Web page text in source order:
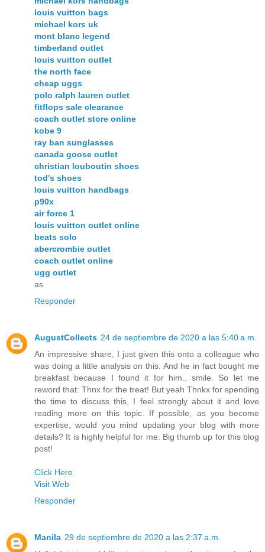
louis vuitton bags
michael kors uk
mont blanc legend
timberland outlet
louis vuitton outlet
the north face
cheap uggs
polo ralph lauren outlet
fitflops sale clearance
coach outlet store online
kobe 9
ray ban sunglasses
canada goose outlet
christian louboutin shoes
tod's shoes
louis vuitton handbags
p90x
air force 1
louis vuitton outlet online
beats solo
abercrombie outlet
coach outlet online
ugg outlet
as
Responder
AugustCollects 24 de septiembre de 2020 a las 5:40 a.m.
An impressive share, I just given this onto a colleague who
was doing a little analysis on this. And he in fact bought me
breakfast because I found it for him.. smile. So let me
reword that: Thnx for the treat! But yeah Thnkx for spending
the time to discuss this, I feel strongly about it and love
reading more on this topic. If possible, as you become
expertise, would you mind updating your blog with more
details? It is highly helpful for me. Big thumb up for this blog
post!
Click Here
Visit Web
Responder
Manila 29 de septiembre de 2020 a las 2:37 a.m.